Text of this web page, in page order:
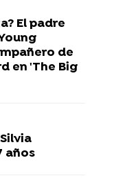
El padre
de
en 'The Big
años